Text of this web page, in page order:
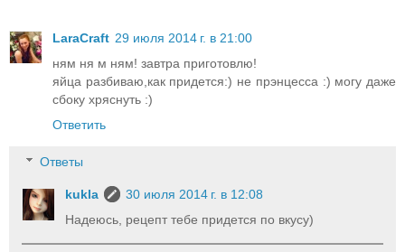
LaraCraft 29 июля 2014 г. в 21:00
ням ня м ням! завтра приготовлю!
яйца разбиваю,как придется:) не прэнцесса :) могу даже
сбоку хряснуть :)
Ответить
Ответы
kukla
30 июля 2014 г. в 12:08
Надеюсь, рецепт тебе придется по вкусу)